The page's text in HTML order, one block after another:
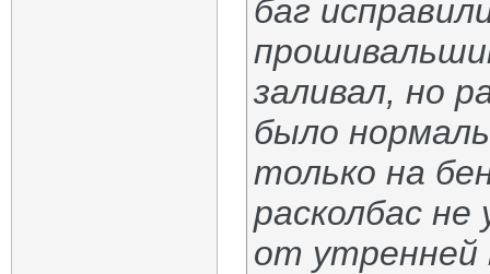
баг
заливал, но
было
только на
расколбас
от